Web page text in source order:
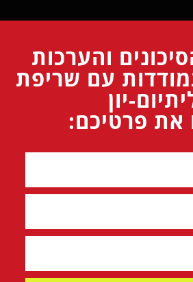
והערכות
עם שריפת
יון
את פרטיכם: